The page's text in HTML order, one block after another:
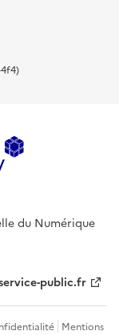
du Numérique
public.fr
Mentions